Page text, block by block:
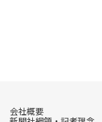
会社概要